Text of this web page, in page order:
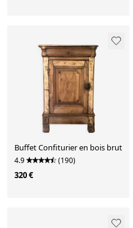
Buffet Confiturier en bois brut
4.9 (190)
320 €